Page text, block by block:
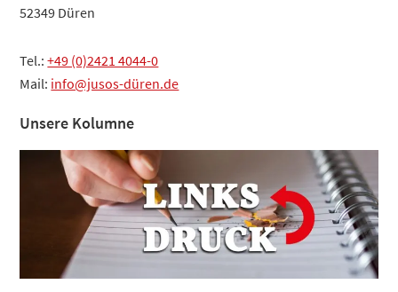
52349 Düren
Tel.:+49 (0)2421 4044-0
Mail: info@jusos-düren.de
Unsere Kolumne